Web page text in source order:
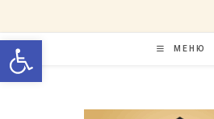
Открыть панель
содержимому
МЕНЮ